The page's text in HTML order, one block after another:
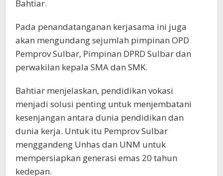
Bahtiar.
Pada penandatanganan kerjasama ini juga
akan mengundang sejumlah pimpinan OPD
Pemprov Sulbar, Pimpinan DPRD Sulbar dan
perwakilan kepala SMA dan SMK.
Bahtiar menjelaskan, pendidikan vokasi
menjadi solusi penting untuk menjembatani
kesenjangan antara dunia pendidikan dan
dunia kerja. Untuk itu Pemprov Sulbar
menggandeng Unhas dan UNM untuk
mempersiapkan generasi emas 20 tahun
kedepan.